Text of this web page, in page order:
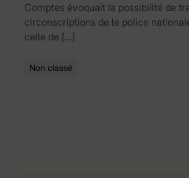
Comptes évoquait la possibilité de
circonscriptions de la police
celle de […]
Non classé